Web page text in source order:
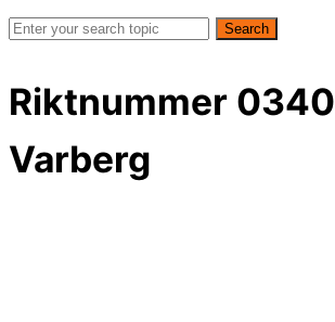
Search
Riktnummer 0340
Varberg